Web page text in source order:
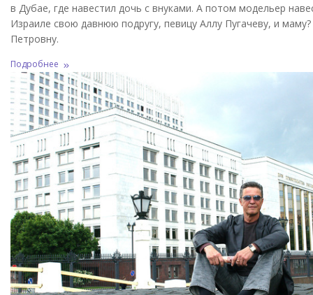
в Дубае, где навестил дочь с внуками. А потом модельер
Израиле свою давнюю подругу, певицу Аллу Пугачеву, и маму?
Петровну.
Подробнее